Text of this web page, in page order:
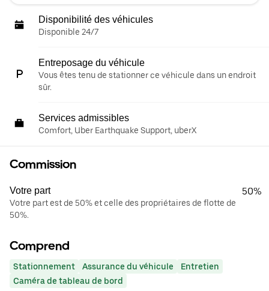
Disponibilité des véhicules
Disponible 24/7
Entreposage du véhicule
Vous êtes tenu de stationner ce véhicule dans un endroit
sûr.
Services admissibles
Comfort, Uber Earthquake Support, uberX
Commission
Votre part
Votre part est de 50% et celle des propriétaires de flotte de
50%.
50%
Comprend
Stationnement Assurance du véhicule
Entretien
Caméra de tableau de bord